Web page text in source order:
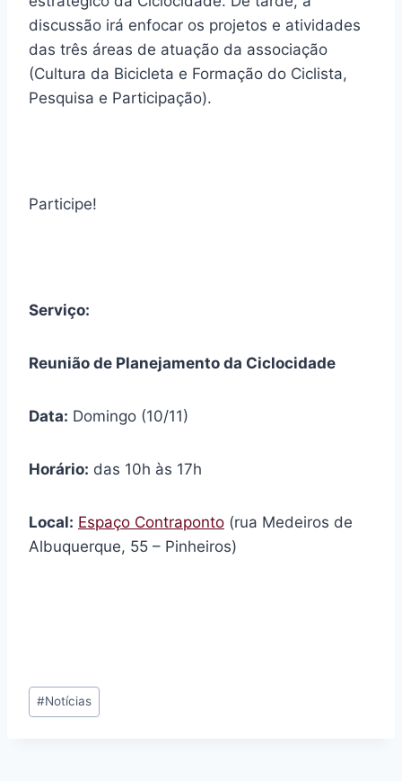
discussão irá enfocar os projetos e atividades
das três áreas de atuação da associação
(Cultura da Bicicleta e Formação do Ciclista,
Pesquisa e Participação).
Participe!
Serviço:
Reunião de Planejamento da Ciclocidade
Data: Domingo (10/11)
Horário: das 10h às 17h
Local: Espaço Contraponto (rua Medeiros de
Albuquerque, 55 – Pinheiros)
Tags
do
#Notícias